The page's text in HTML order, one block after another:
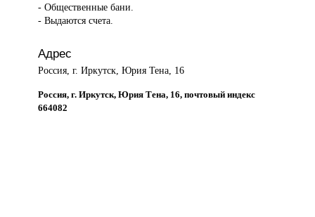
- Общественные бани.
- Выдаются счета.
Адрес
Россия, г. Иркутск, Юрия Тена, 16
Россия, г. Иркутск, Юрия Тена, 16, почтовый индекс
664082